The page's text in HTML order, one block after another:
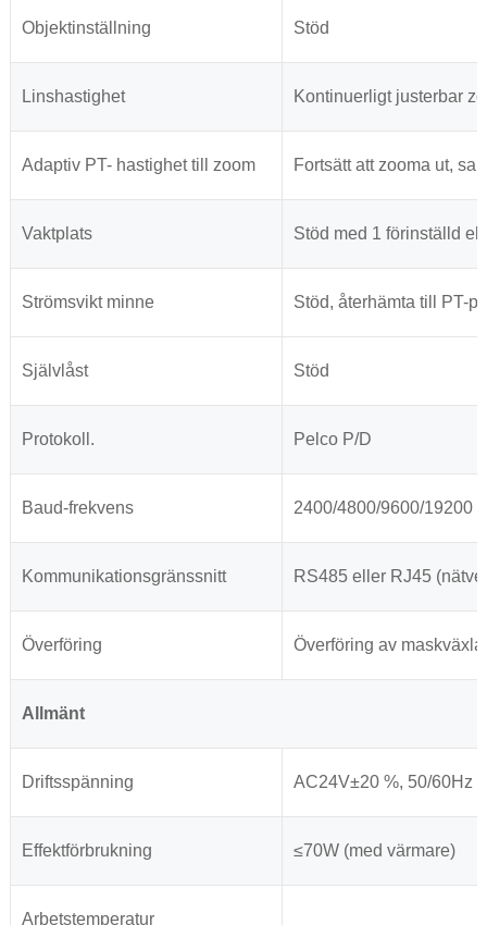
Objektinställning Stöd
Linshastighet Kontinuerligt justerbar
Adaptiv PT- hastighet till zoom Fortsätt att zooma ut,
Vaktplats Stöd med 1 förinställd
Strömsvikt minne Stöd, återhämta till PT-
Självlåst Stöd
Protokoll. Pelco P/D
Baud-frekvens 2400/4800/9600/19200
Kommunikationsgränssnitt RS485 eller RJ45
Överföring Överföring av
Allmänt
Driftsspänning AC24V±20 %, 50/60Hz
Effektförbrukning ≤70W (med värmare)
Arbetstemperatur